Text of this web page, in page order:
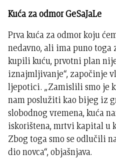
Kuća za odmor GeSaJaLe
Prva kuća za odmor koju
nedavno, ali ima puno toga
kupili kuću, prvotni plan
iznajmljivanje“, započinje
ljepotici. „Zamislili smo je
nam poslužiti kao bijeg iz
slobodnog vremena, kuća
iskorištena, mrtvi kapital u
Zbog toga smo se odlučili
dio novca“, objašnjava.